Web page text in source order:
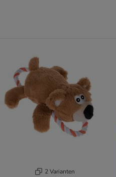
2 Varianten